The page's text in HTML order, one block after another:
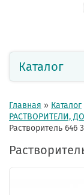
Каталог
Главная » Каталог
РАСТВОРИТЕЛИ,
Растворитель 646